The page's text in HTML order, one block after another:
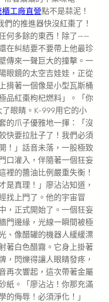
櫃工廠直營點不是蒜泥！
的推進器快沒紅棗了！
何多餘的東西！除了——
在糾結要不要帶上他最珍
傳來一聲巨大的撞擊。一
眼鏡的太空吉娃娃，正從
揹著一個像是小型瓦斯桶
品紅棗枸杞燃料」。「你
眼睛。K-999用它的小
的爪子優雅地一揮：「沒
快要拉肚子了！我們必須
！」話音未落，一股極致
口灌入，伴隨著一個狂妄
裡的醬油比例嚴重失衡！
是真理！」廖沾沾知道，
找上門了。他的宇宙冒
，正式開始了。一個狂妄
門邊緣，光線一瞬間被極
、像醋罐的機器人緩緩漂
著白色醋霧。它身上掛著
，閃爍得讓人眼睛發疼，
再次響起，這次帶著金屬
紙。「廖沾沾！你那充滿
的侮辱！必須淨化！」